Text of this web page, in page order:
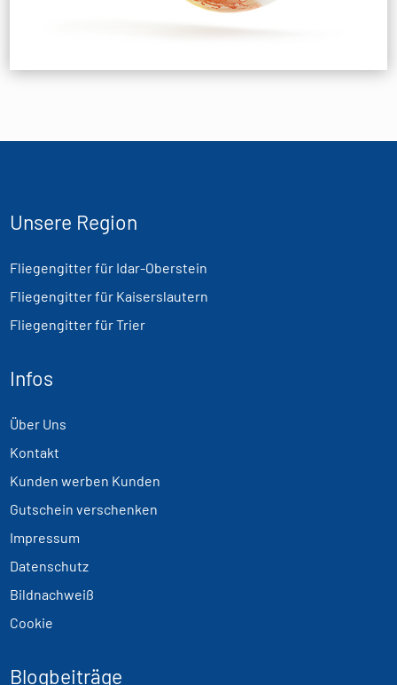
Unsere Region
Fliegengitter für Idar-Oberstein
Fliegengitter für Kaiserslautern
Fliegengitter für Trier
Infos
Über Uns
Kontakt
Kunden werben Kunden
Gutschein verschenken
Impressum
Datenschutz
Bildnachweiß
Cookie
Blogbeiträge